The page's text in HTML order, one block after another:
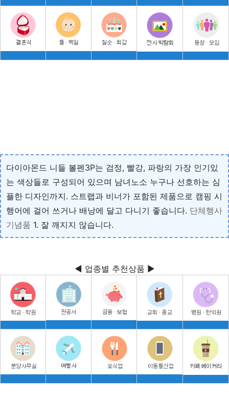
다이아몬드 니들 볼펜3P는 검정, 빨강, 파랑의 가장 인기있
는 색상들로 구성되어 있으며 남녀노소 누구나 선호하는 심
플한 디자인까지. 스트랩과 비너가 포함된 제품으로 캠핑 시
행어에 걸어 쓰거나 배낭에 달고 다니기 좋습니다. 단체행사
기념품 1. 잘 깨지지 않습니다.
◀ 업종별 추천상품 ▶